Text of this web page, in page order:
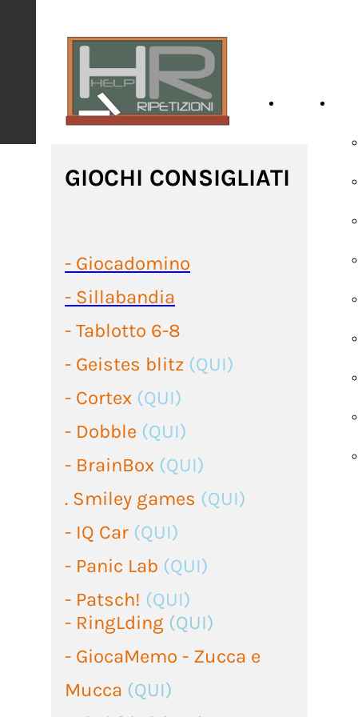
GIOCHI CONSIGLIATI
- Giocadomino
- Sillabandia
- Tablotto 6-8
- Geistes blitz (QUI)
- Cortex (QUI)
- Dobble (QUI)
- BrainBox (QUI)
. Smiley games (QUI)
- IQ Car (QUI)
- Panic Lab (QUI)
- Patsch! (QUI)
- RingLding (QUI)
- GiocaMemo - Zucca e
Mucca (QUI)